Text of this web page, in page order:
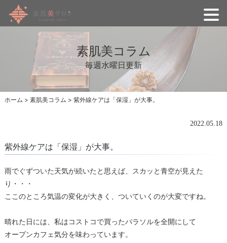
素肌美コラム
毎週水曜日更新
ホーム > 素肌美コラム > 紫外線ケアは「保湿」が大事。
2022.05.18
紫外線ケアは「保湿」が大事。
雨でぐずついた天気が続いたと思えば、スカッと青空が見えた
り・・・
ここのところ気温の変化が大きく、ついていくのが大変ですね。
晴れた日には、私はコストコで買ったパラソルを全開にして
オープンカフェ気分を味わっています。